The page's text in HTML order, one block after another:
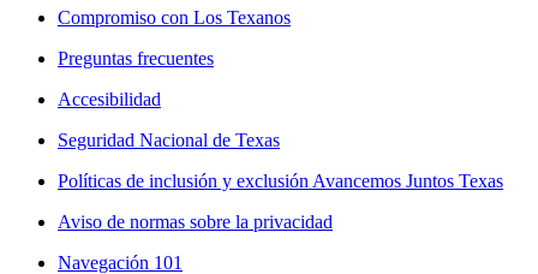
Compromiso con Los Texanos
Preguntas frecuentes
Accesibilidad
Seguridad Nacional de Texas
Políticas de inclusión y exclusión Avancemos Juntos Texas
Aviso de normas sobre la privacidad
Navegación 101